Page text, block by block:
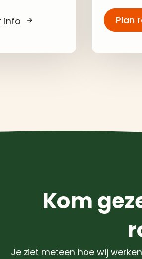
info Plan
Kom
Je ziet meteen hoe wij